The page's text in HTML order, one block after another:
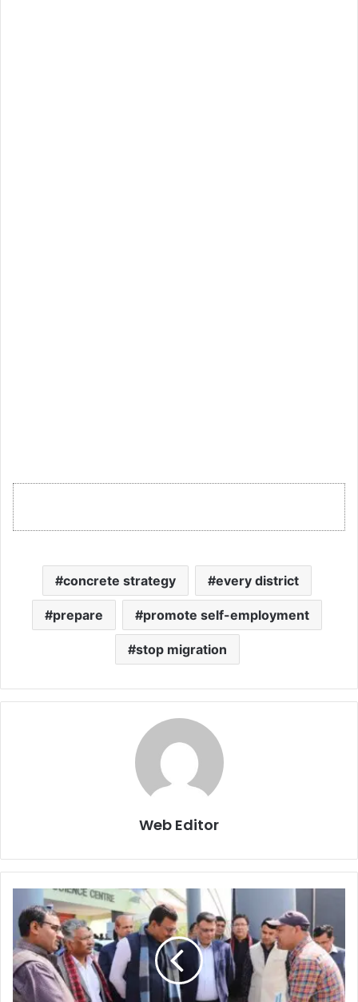
concrete strategy every district
prepare promote self-employment
stop migration
Web Editor